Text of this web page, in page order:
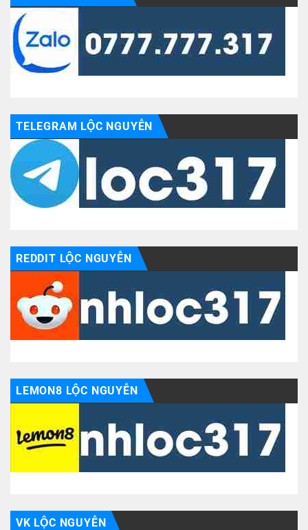
TELEGRAM LỘC NGUYỄN
REDDIT LỘC NGUYỄN
LEMON8 LỘC NGUYỄN
VK LỘC NGUYỄN